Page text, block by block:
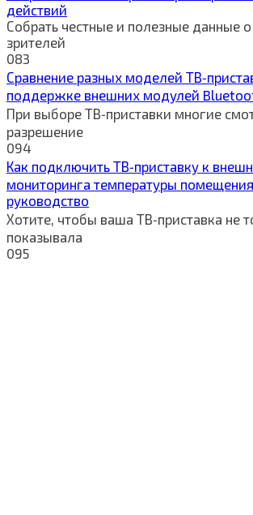
действий
Собрать честные и полезные данные
зрителей
083
Сравнение разных моделей
поддержке внешних модулей
При выборе ТВ‑приставки многие
разрешение
094
Как подключить ТВ‑приставку к
мониторинга температуры
руководство
Хотите, чтобы ваша ТВ‑приставка не
показывала
095